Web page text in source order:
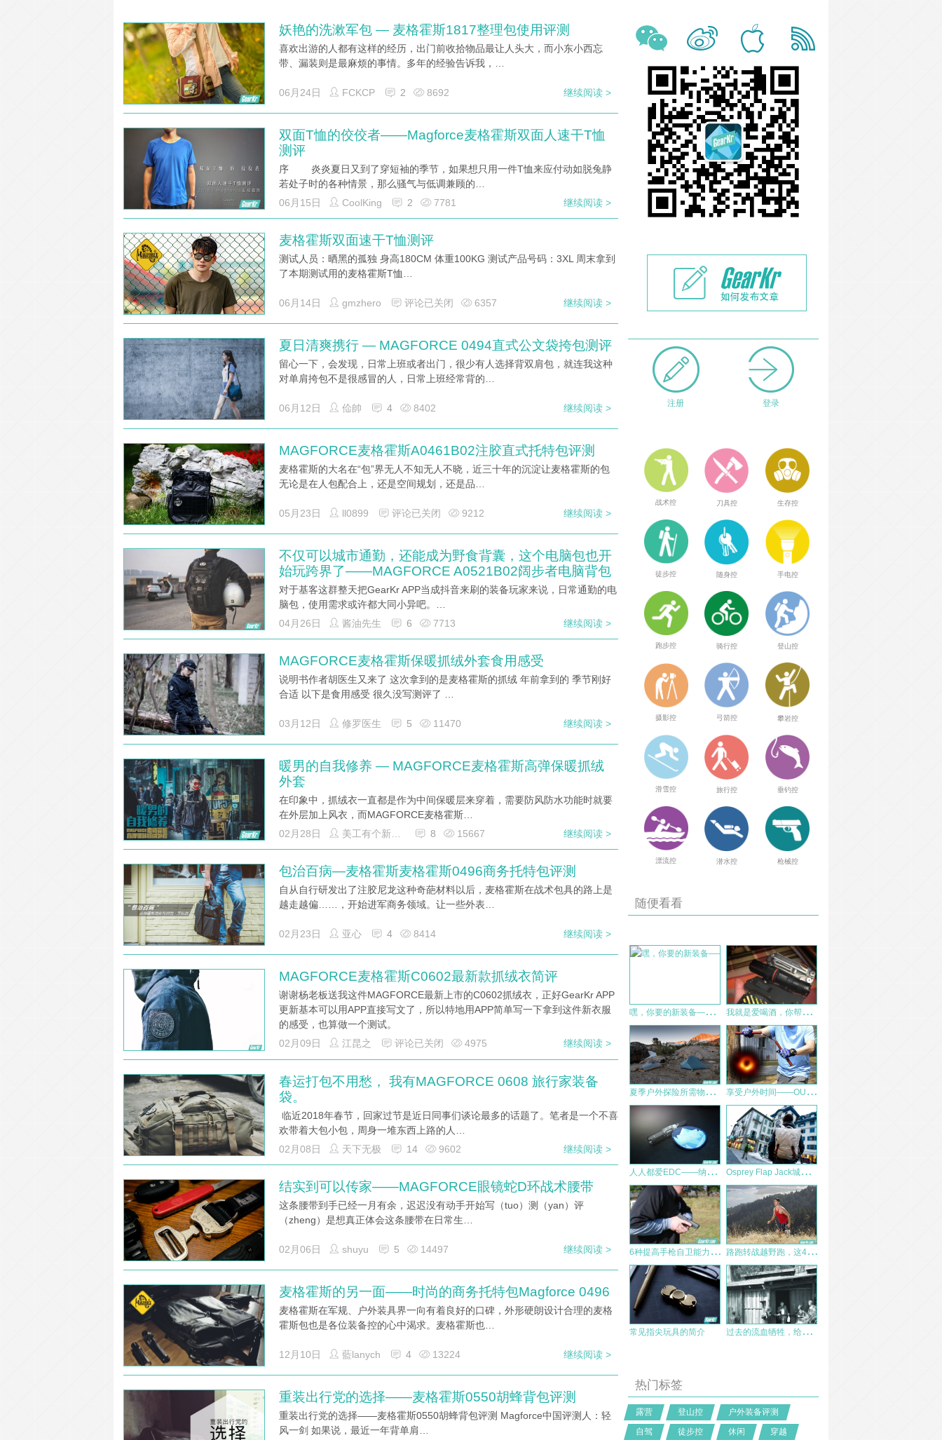
妖艳的洗漱军包 — 麦格霍斯1817整理包使用评测
喜欢出游的人都有这样的经历，出门前收拾物品最让人头大，而小东小西忘
带、漏装则是最麻烦的事情。多年的经验告诉我，…
06月24日 FCKCP 2 8692 继续阅读 >
双面T恤的佼佼者——Magforce麦格霍斯双面人速干T恤
测评
序 炎炎夏日又到了穿短袖的季节，如果想只用一件T恤来应付动如脱兔静
若处子时的各种情景，那么骚气与低调兼顾的…
06月15日
CoolKing 2 7781 继续阅读 >
麦格霍斯双面速干T恤测评
测试人员：晒黑的孤独 身高180CM 体重100KG 测试产品号码：3XL 周末拿到
了本期测试用的麦格霍斯T恤…
06月14日 gmzhero 评论已关闭 6357 继续阅读 >
夏日清爽携行 — MAGFORCE 0494直式公文袋挎包测评
留心一下，会发现，日常上班或者出门，很少有人选择背双肩包，就连我这种
对单肩挎包不是很感冒的人，日常上班经常背的…
06月12日 佡帥 4 8402 继续阅读 >
MAGFORCE麦格霍斯A0461B02注胶直式托特包评测
麦格霍斯的大名在“包”界无人不知无人不晓，近三十年的沉淀让麦格霍斯的包
无论是在人包配合上，还是空间规划，还是品…
05月23日 ll0899 评论已关闭 9212 继续阅读 >
不仅可以城市通勤，还能成为野食背囊，这个电脑包也开
始玩跨界了——MAGFORCE A0521B02阔步者电脑背包
对于基客这群整天把GearKr APP当成抖音来刷的装备玩家来说，日常通勤的电
脑包，使用需求或许都大同小异吧。…
04月26日
酱油先生 6 7713 继续阅读 >
MAGFORCE麦格霍斯保暖抓绒外套食用感受
说明书作者胡医生又来了 这次拿到的是麦格霍斯的抓绒 年前拿到的 季节刚好
合适 以下是食用感受 很久没写测评了 …
03月12日 修罗医生 5 11470 继续阅读 >
暖男的自我修养 — MAGFORCE麦格霍斯高弹保暖抓绒
外套
在印象中，抓绒衣一直都是作为中间保暖层来穿着，需要防风防水功能时就要
在外层加上风衣，而MAGFORCE麦格霍斯…
02月28日
美工有个新玩具 8 15667 继续阅读 >
包治百病—麦格霍斯麦格霍斯0496商务托特包评测
自从自行研发出了注胶尼龙这种奇葩材料以后，麦格霍斯在战术包具的路上是
越走越偏……，开始进军商务领域。让一些外表…
02月23日 亚心 4 8414 继续阅读 >
MAGFORCE麦格霍斯C0602最新款抓绒衣简评
谢谢杨老板送我这件MAGFORCE最新上市的C0602抓绒衣，正好GearKr APP
更新基本可以用APP直接写文了，所以特地用APP简单写一下拿到这件新衣服
的感受，也算做一个测试。
02月09日
江昆之 评论已关闭 4975 继续阅读 >
春运打包不用愁， 我有MAGFORCE 0608 旅行家装备
袋。
临近2018年春节，回家过节是近日同事们谈论最多的话题了。笔者是一个不喜
欢带着大包小包，周身一堆东西上路的人…
02月08日
天下无极 14 9602 继续阅读 >
结实到可以传家——MAGFORCE眼镜蛇D环战术腰带
这条腰带到手已经一月有余，迟迟没有动手开始写（tuo）测（yan）评
（zheng）是想真正体会这条腰带在日常生…
02月06日 shuyu 5 14497 继续阅读 >
麦格霍斯的另一面——时尚的商务托特包Magforce 0496
麦格霍斯在军规、户外装具界一向有着良好的口碑，外形硬朗设计合理的麦格
霍斯包也是各位装备控的心中渴求。麦格霍斯也…
12月10日 藍lanych 4 13224 继续阅读 >
重装出行党的选择——麦格霍斯0550胡蜂背包评测
重装出行党的选择——麦格霍斯0550胡蜂背包评测 Magforce中国评测人：轻
风一剑 如果说，最近一年背单肩…
注册 登录
战术控 刀具控 生存控
徒步控 随身控 手电控
跑步控 骑行控 登山控
摄影控 弓箭控 攀岩控
滑雪控 旅行控 垂钓控
漂流控 潜水控 枪械控
随便看看
嘿
，你要的新装备——简测公安部新型单警装备 我
就是爱喝酒，你帮打开来—奈爱钱夹多用工具体验
夏
季户外探险所需物资清单 享
受户外时间——OUTDOOR EDGE战术手表
人
人都爱EDC——纳丽德E1手电体验 O
sprey Flap Jack城市日常背包初印象
6
种提高手枪自卫能力的训练方法 路
跑转战越野跑，这4个重点一定要牢牢记住
常见指尖玩具的简介 过
去的流血牺牲，给我们带来什么
热门标签
露营 登山控
户外装备评测
自驾
徒步控 休闲
穿越